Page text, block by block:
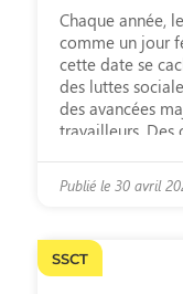
Chaque année,
comme un jour
cette date se
des luttes
des avancées
travailleurs. Des
Publié le 30 avril
SSCT